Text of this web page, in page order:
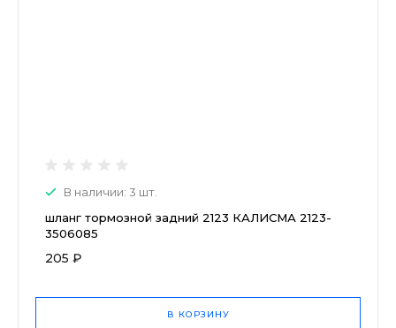
В наличии: 3 шт.
шланг тормозной задний 2123 КАЛИСМА 2123-
3506085
205 ₽
В КОРЗИНУ